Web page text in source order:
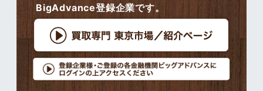
BigAdvance登録企業です。